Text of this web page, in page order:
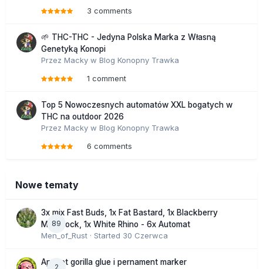
3 comments
🌱 THC-THC - Jedyna Polska Marka z Własną
Genetyką Konopi
Przez Macky w Blog Konopny Trawka
1 comment
Top 5 Nowoczesnych automatów XXL bogatych w
THC na outdoor 2026
Przez Macky w Blog Konopny Trawka
6 comments
Nowe tematy
89
3x mix Fast Buds, 1x Fat Bastard, 1x Blackberry
Moonrock, 1x White Rhino - 6x Automat
Men_of_Rust · Started 30 Czerwca
2
Apricot gorilla glue i pernament marker